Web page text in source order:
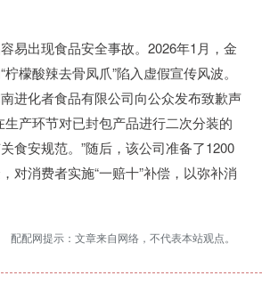
易出现食品安全事故。2026年1月，金
檬酸辣去骨凤爪”陷入虚假宣传风波。
进化者食品有限公司向公众发布致歉声
生产环节对已封包产品进行二次分装的
食安规范。”随后，该公司准备了1200
对消费者实施“一赔十”补偿，以弥补消
配配网提示：文章来自网络，不代表本站观点。